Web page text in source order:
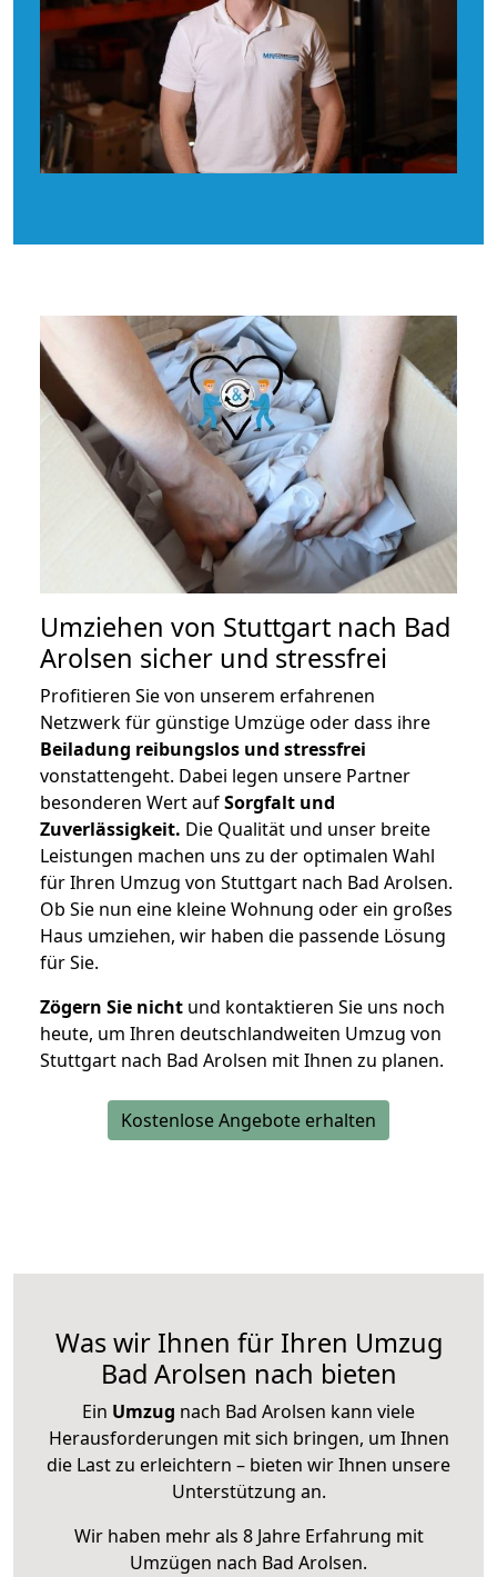
Umziehen von Stuttgart nach Bad
Arolsen sicher und stressfrei
Profitieren Sie von unserem erfahrenen
Netzwerk für günstige Umzüge oder dass ihre
Beiladung reibungslos und stressfrei
vonstattengeht. Dabei legen unsere Partner
besonderen Wert aufSorgfalt und
Zuverlässigkeit. Die Qualität und unser breite
Leistungen machen uns zu der optimalen Wahl
für Ihren Umzug von Stuttgart nach Bad Arolsen.
Ob Sie nun eine kleine Wohnung oder ein großes
Haus umziehen, wir haben die passende Lösung
für Sie.
Zögern Sie nicht und kontaktieren Sie uns noch
heute, um Ihren deutschlandweiten Umzug von
Stuttgart nach Bad Arolsen mit Ihnen zu planen.
Kostenlose Angebote erhalten
Was wir Ihnen für Ihren Umzug
Bad Arolsen nach bieten
Ein Umzug nach Bad Arolsen kann viele
Herausforderungen mit sich bringen, um Ihnen
die Last zu erleichtern – bieten wir Ihnen unsere
Unterstützung an.
Wir haben mehr als 8 Jahre Erfahrung mit
Umzügen nach Bad Arolsen.